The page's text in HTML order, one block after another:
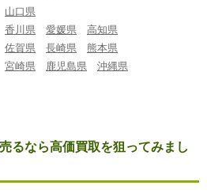
山口県
香川県 愛媛県
高知県
佐賀県 長崎県
熊本県
宮崎県 鹿児島県 沖縄県
るなら高価買取を狙ってみまし